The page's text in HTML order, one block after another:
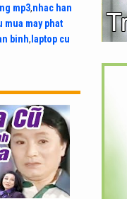
mp3,nhac han
mua may phat
binh, laptop cu